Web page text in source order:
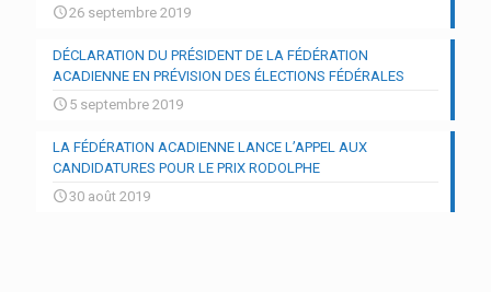
26 septembre 2019
DÉCLARATION DU PRÉSIDENT DE LA FÉDÉRATION
ACADIENNE EN PRÉVISION DES ÉLECTIONS FÉDÉRALES
5 septembre 2019
LA FÉDÉRATION ACADIENNE LANCE L’APPEL AUX
CANDIDATURES POUR LE PRIX RODOLPHE
30 août 2019